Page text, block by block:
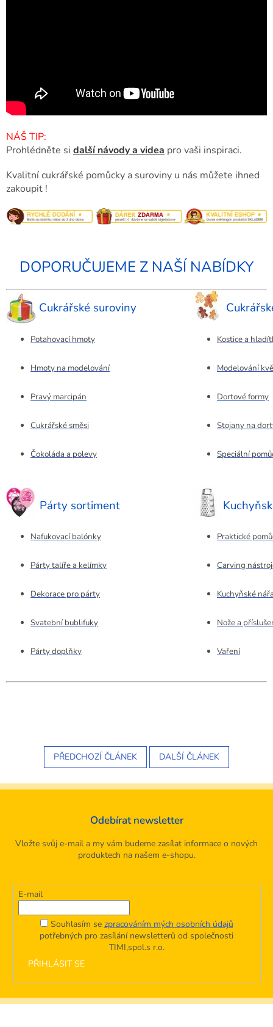
NÁŠ TIP:
Prohlédněte si další návody a videa pro vaši inspiraci.
Kvalitní cukrářské pomůcky a suroviny u nás můžete ihned
zakoupit !
DOPORUČUJEME Z NAŠÍ NABÍDKY
Cukrářské suroviny
Potahovací hmoty Kostice a
Hmoty na modelování Modelování
Pravý marcipán Dortové formy
Cukrářské směsi Stojany na
Čokoláda a polevy Speciální
Párty sortiment
Nafukovací balónky Praktické
Párty talíře a kelímky Carving
Dekorace pro párty Kuchyňské
Svatební bublifuky Nože a
Párty doplňky Vaření
PŘEDCHOZÍ ČLÁNEK DALŠÍ ČLÁNEK
Odebírat newsletter
Vložte svůj e-mail a my vám budeme zasílat informace o nových
produktech na našem e-shopu.
E-mail
Souhlasím se zpracováním mých osobních údajů
potřebných pro zasílání newsletterů od společnosti
TIMI,spol.s r.o.
PŘIHLÁSIT SE
Z